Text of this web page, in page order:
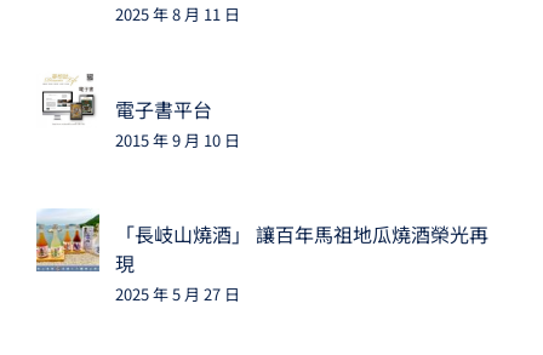
2025 年 8 月 11 日
電子書平台
2015 年 9 月 10 日
「長岐山燒酒」 讓百年馬祖地瓜燒酒榮光再
現
2025 年 5 月 27 日